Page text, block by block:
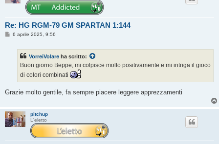
Re: HG RGM-79 GM SPARTAN 1:144
M6 aprile 2025, 9:56
VorreiVolare ha scritto:
Buon giorno Beppe, mi colpisce molto positivamente e mi intriga il gioco
di colori combinati
Grazie molto gentile, fa sempre piacere leggere apprezzamenti
pitchup
L'eletto